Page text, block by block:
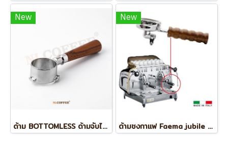
New
ด้าม BOTTOMLESS ด้ามจับไม้ BREVILLE BES878/870
New
ด้ามชงกาแฟ Faema jubile e61